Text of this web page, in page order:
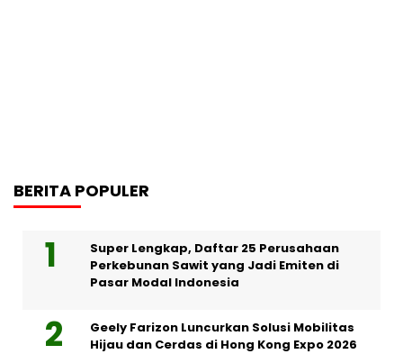
BERITA POPULER
Super Lengkap, Daftar 25 Perusahaan
Perkebunan Sawit yang Jadi Emiten di
Pasar Modal Indonesia
Geely Farizon Luncurkan Solusi Mobilitas
Hijau dan Cerdas di Hong Kong Expo 2026